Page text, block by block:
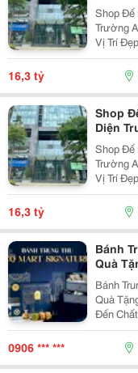
Shop Đế
Trường
Vị Trí Đẹp Của
Đức
16,3 tỷ
Shop
Diện
Shop Đế
Trường
Vị Trí Đẹp Của
Đức
16,3 tỷ
Bánh
Quà
Bánh
Quà
Đến
Tặng Đối
Trung
Trọng,...
0906 *** ***